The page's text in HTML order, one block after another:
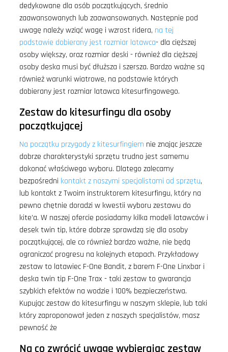
dedykowane dla osób początkujących, średnio
zaawansowanych lub zaawansowanych. Następnie pod
uwagę należy wziąć wagę i wzrost ridera, na tej
podstawie dobierany jest rozmiar latawca- dla cięższej
osoby większy, oraz rozmiar deski - również dla cięższej
osoby deska musi być dłuższa i szersza. Bardzo ważne są
również warunki wiatrowe, na podstawie których
dobierany jest rozmiar latawca kitesurfingowego.
Zestaw do kitesurfingu dla osoby
początkującej
Na początku przygody z kitesurfingiem nie znając jeszcze
dobrze charakterystyki sprzętu trudno jest samemu
dokonać właściwego wyboru. Dlatego zalecamy
bezpośredni kontakt z naszymi specjalistami od sprzętu,
lub kontakt z Twoim instruktorem kitesurfingu, który na
pewno chętnie doradzi w kwestii wyboru zestawu do
kite’a. W naszej ofercie posiadamy kilka modeli latawców i
desek twin tip, które dobrze sprawdzą się dla osoby
początkującej, ale co również bardzo ważne, nie będą
ograniczać progresu na kolejnych etapach. Przykładowy
zestaw to latawiec F-One Bandit, z barem F-One Linxbar i
deska twin tip F-One Trax - taki zestaw to gwarancja
szybkich efektów na wodzie i 100% bezpieczeństwa.
Kupując zestaw do kitesurfingu w naszym sklepie, lub taki
który zaproponował jeden z naszych specjalistów, masz
pewność że
Na co zwrócić uwagę wybierając zestaw